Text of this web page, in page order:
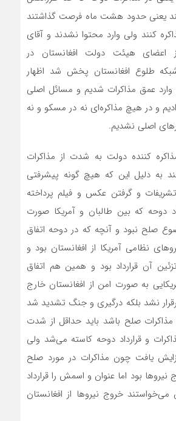
یعنی حدود هشت ماه فرصت گذاشتند
کنند ولی وارد محتوا نشدند و آقای
اعضای هیئت دولت افغانستان در
طلوع افغانستان پخش شد اظهار
وارد عمق مذاکرات شدیم و مسائل اصلی
و در هیچ مذاکره‌ای نه در مسکو و نه
اصلی نشدیم.
کننده دولت به شدت از مذاکرات
به دلیل این که هیچ گونه پیشرفتی
و گرفتن عکس و فیلم پرداخته
دوحه که بین طالبان و آمریکا صورت
صلح نبود و آنچه که در دوحه اتفاق
نظامی آمریکا از افغانستان بود و
آن قرارداد بود و همین هم اتفاق
به صورت امن از افغانستان خارج
نشد بلکه درگیری و جنگ تشدید شد
مذاکرات صلح باشد باید حداقل از شدت
و قرارداد دوحه کاسته می‌شد ولی
یافت چون مذاکرات در مورد صلح
نیروها بود اما عنوان و اسمش را قرارداد
خروج نیروها از افغانستان